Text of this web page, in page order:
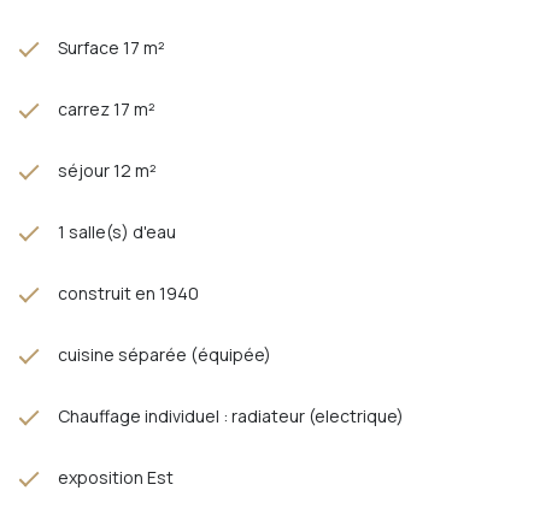
Surface 17 m²
carrez 17 m²
séjour 12 m²
1 salle(s) d'eau
construit en 1940
cuisine séparée (équipée)
Chauffage individuel : radiateur (electrique)
exposition Est